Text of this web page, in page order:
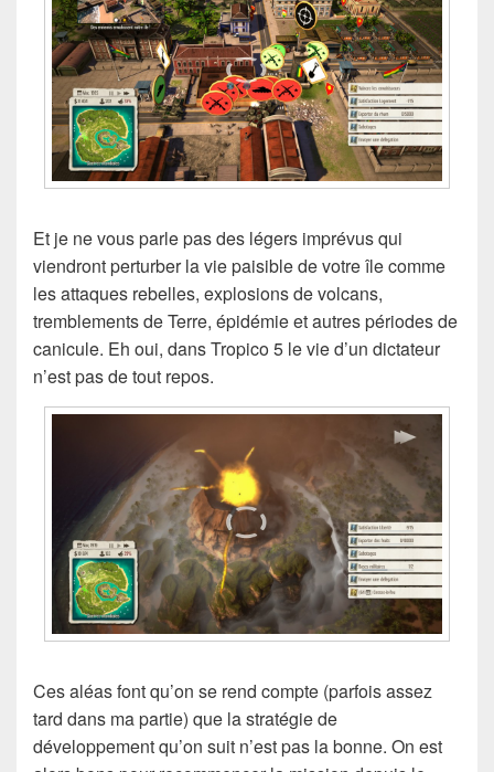
Et je ne vous parle pas des légers imprévus qui
viendront perturber la vie paisible de votre île comme
les attaques rebelles, explosions de volcans,
tremblements de Terre, épidémie et autres périodes de
canicule. Eh oui, dans Tropico 5 le vie d’un dictateur
n’est pas de tout repos.
Ces aléas font qu’on se rend compte (parfois assez
tard dans ma partie) que la stratégie de
développement qu’on suit n’est pas la bonne. On est